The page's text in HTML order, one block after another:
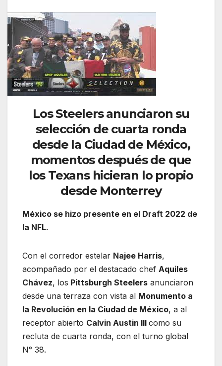
Los Steelers anunciaron su
selección de cuarta ronda
desde la Ciudad de México,
momentos después de que
los Texans hicieran lo propio
desde Monterrey
México se hizo presente en el Draft 2022 de
la NFL.
Con el corredor estelar Najee Harris,
acompañado por el destacado chef Aquiles
Chávez, los Pittsburgh Steelers anunciaron
desde una terraza con vista al Monumento a
la Revolución en la Ciudad de México, a al
receptor abierto Calvin Austin III como su
recluta de cuarta ronda, con el turno global
N° 38.